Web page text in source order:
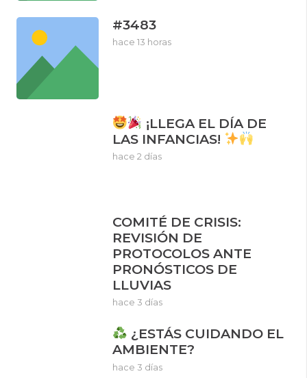
#3483
hace 13 horas
¡LLEGA EL DÍA DE
LAS INFANCIAS!
hace 2 días
COMITÉ DE CRISIS:
REVISIÓN DE
PROTOCOLOS ANTE
PRONÓSTICOS DE
LLUVIAS
hace 3 días
¿ESTÁS CUIDANDO EL
AMBIENTE?
hace 3 días